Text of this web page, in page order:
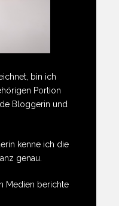
bin ich
Portion
Bloggerin und
kenne ich die
genau.
Medien berichte